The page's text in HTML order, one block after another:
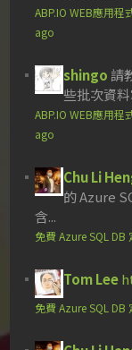
ABP.IO WEB應用
ago
shingo 請
些批次資
ABP.IO WEB應用
ago
Chu Li
的 Azure
含...
免費 Azure SQL DB
Tom Lee
免費 Azure SQL DB